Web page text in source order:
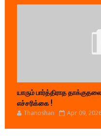
யாரும் பார்த்திராத
எச்சரிக்கை !
Thanoshan Apr 09,